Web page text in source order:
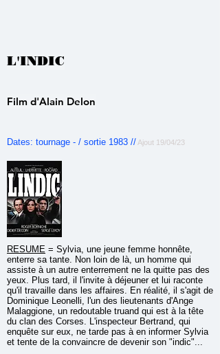
L'INDIC
Film d'Alain Delon
Dates: tournage - / sortie 1983 // Ajout 19/04/23
RESUME = Sylvia, une jeune femme honnête,
enterre sa tante. Non loin de là, un homme qui
assiste à un autre enterrement ne la quitte pas des
yeux. Plus tard, il l'invite à déjeuner et lui raconte
qu'il travaille dans les affaires. En réalité, il s'agit de
Dominique Leonelli, l'un des lieutenants d'Ange
Malaggione, un redoutable truand qui est à la tête
du clan des Corses. L'inspecteur Bertrand, qui
enquête sur eux, ne tarde pas à en informer Sylvia
et tente de la convaincre de devenir son "indic"...